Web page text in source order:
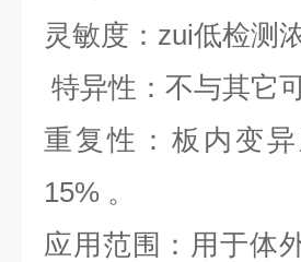
灵敏度：zui低检测
特异性：不与其它
重复性：板内变
15% 。
应用范围：用于体